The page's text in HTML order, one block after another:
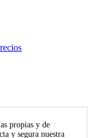
propias y de
y segura nuestra